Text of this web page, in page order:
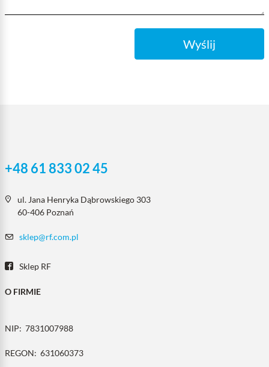
Wyślij
+48 61 833 02 45
ul. Jana Henryka Dąbrowskiego 303
60-406 Poznań
sklep@rf.com.pl
Sklep RF
O FIRMIE
NIP: 7831007988
REGON: 631060373